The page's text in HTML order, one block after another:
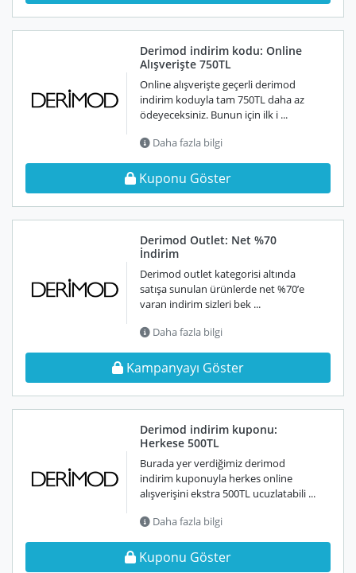
Derimod indirim kodu: Online
Alışverişte 750TL
Online alışverişte geçerli derimod
indirim koduyla tam 750TL daha az
ödeyeceksiniz. Bunun için ilk i ...
Daha fazla bilgi
Kuponu Göster
Derimod Outlet: Net %70
İndirim
Derimod outlet kategorisi altında
satışa sunulan ürünlerde net %70’e
varan indirim sizleri bek ...
Daha fazla bilgi
Kampanyayı Göster
Derimod indirim kuponu:
Herkese 500TL
Burada yer verdiğimiz derimod
indirim kuponuyla herkes online
alışverişini ekstra 500TL ucuzlatabili ...
Daha fazla bilgi
Kuponu Göster